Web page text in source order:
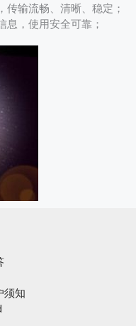
输流畅、清晰、稳定；
，使用安全可靠；
须知